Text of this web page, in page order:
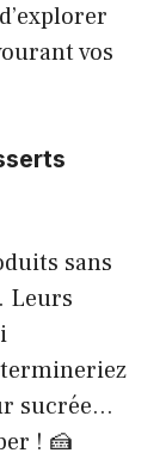
vos
sans
Leurs
termineriez
sucrée…
! 🍰